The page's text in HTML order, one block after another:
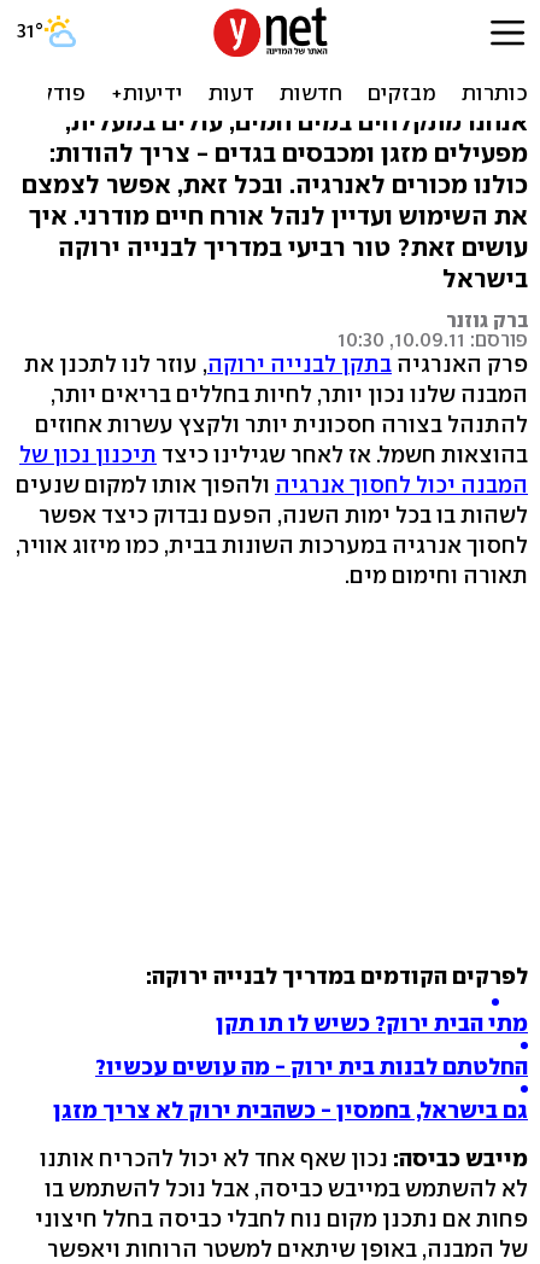
להקטין את חשבון החשמל
בלי לחזור לימי הביניים
אנחנו מתקלחים במים חמים, עולים במעלית,
מפעילים מזגן ומכבסים בגדים - צריך להודות:
כולנו מכורים לאנרגיה. ובכל זאת, אפשר לצמצם
את השימוש ועדיין לנהל אורח חיים מודרני. איך
עושים זאת? טור רביעי במדריך לבנייה ירוקה
בישראל
ברק גוזנר
פורסם: 10.09.11, 10:30
פרק האנרגיה בתקן לבנייה ירוקה, עוזר לנו לתכנן את
המבנה שלנו נכון יותר, לחיות בחללים בריאים יותר,
להתנהל בצורה חסכונית יותר ולקצץ עשרות אחוזים
בהוצאות חשמל. אז לאחר שגילינו כיצד תיכנון נכון של
המבנה יכול לחסוך אנרגיה ולהפוך אותו למקום שנעים
לשהות בו בכל ימות השנה, הפעם נבדוק כיצד אפשר
לחסוך אנרגיה במערכות השונות בבית, כמו מיזוג אוויר,
תאורה וחימום מים.
לפרקים הקודמים במדריך לבנייה ירוקה:
מתי הבית ירוק? כשיש לו תו תקן
החלטתם לבנות בית ירוק - מה עושים עכשיו?
גם בישראל, בחמסין - כשהבית ירוק לא צריך מזגן
מייבש כביסה: נכון שאף אחד לא יכול להכריח אותנו
לא להשתמש במייבש כביסה, אבל נוכל להשתמש בו
פחות אם נתכנן מקום נוח לחבלי כביסה בחלל חיצוני
של המבנה, באופן שיתאים למשטר הרוחות ויאפשר